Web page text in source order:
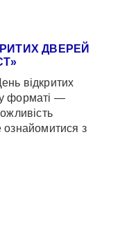
ДВЕРЕЙ
відкритих
форматі —
ознайомитися з